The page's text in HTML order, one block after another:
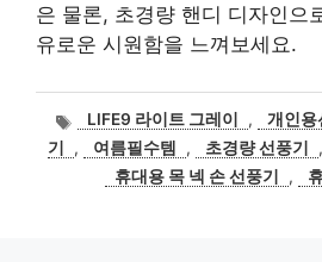
은 물론, 초경량 핸디 디자인으
유로운 시원함을 느껴보세요.
태LIFE9 라이트 그레이 , 개인용
기
, 여름필수템 , 초경량 선풍기 ,
휴대용 목 넥 손 선풍기
,